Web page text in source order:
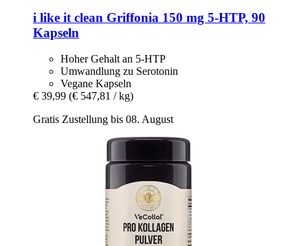
i like it clean Griffonia 150 mg 5-​HTP, 90
Kapseln
Hoher Gehalt an 5-HTP
Umwandlung zu Serotonin
Vegane Kapseln
€ 39,99 (€ 547,81 / kg)
Gratis Zustellung bis 08. August